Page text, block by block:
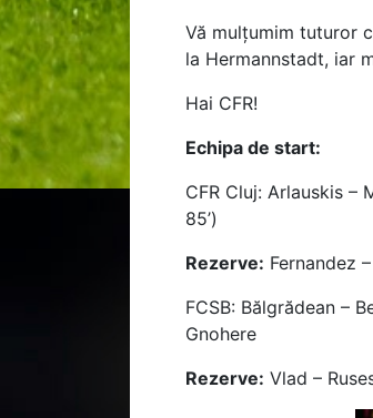
Vă mulțumim tuturor
la Hermannstadt, iar
Hai CFR!
Echipa de start:
CFR Cluj: Arlauskis –
85’)
Rezerve: Fernandez
FCSB: Bălgrădean –
Gnohere
Rezerve: Vlad –